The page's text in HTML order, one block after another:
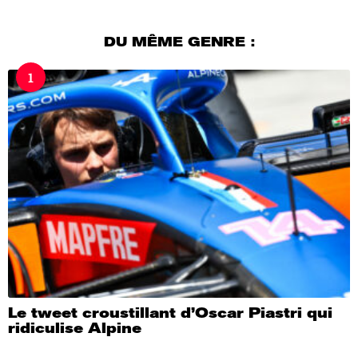
a
g
o
DU MÊME GENRE :
1
Le tweet croustillant d’Oscar Piastri qui
ridiculise Alpine